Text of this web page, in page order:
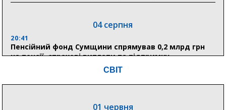
04 серпня
20:41
Пенсійний фонд Сумщини спрямував 0,2 млрд грн
на пенсії, страхові виплати та підтримку
СВІТ
01 червня